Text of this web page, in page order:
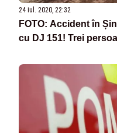
24 iul. 2020, 22:32
FOTO: Accident în
cu DJ 151! Trei